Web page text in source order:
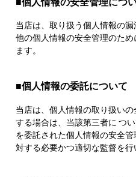
当店は、取り扱う個人情報の
他の個人情報の安全管理のた
ます。
■個人情報の委託について
当店は、個人情報の取り扱い
する場合は、当該第三者に つ
を委託された個人情報の安全
対する必要かつ適切な監督を行